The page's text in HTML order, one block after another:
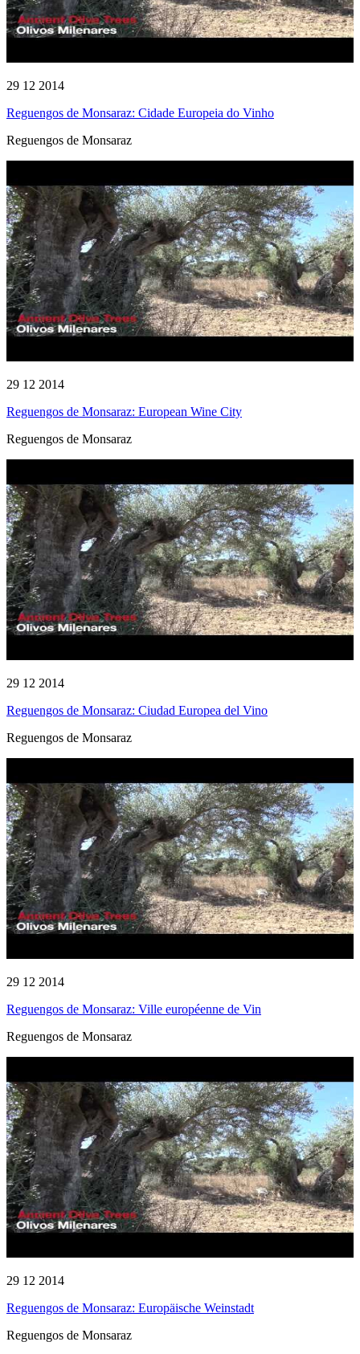
29 12 2014
Reguengos de Monsaraz: Cidade Europeia do Vinho
Reguengos de Monsaraz
29 12 2014
Reguengos de Monsaraz: European Wine City
Reguengos de Monsaraz
29 12 2014
Reguengos de Monsaraz: Ciudad Europea del Vino
Reguengos de Monsaraz
29 12 2014
Reguengos de Monsaraz: Ville européenne de Vin
Reguengos de Monsaraz
29 12 2014
Reguengos de Monsaraz: Europäische Weinstadt
Reguengos de Monsaraz